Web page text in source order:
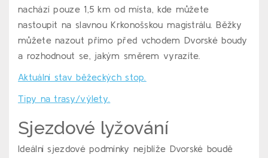
nachází pouze 1,5 km od místa, kde můžete
nastoupit na slavnou Krkonošskou magistrálu. Běžky
můžete nazout přímo před vchodem Dvorské boudy
a rozhodnout se, jakým směrem vyrazíte.
Aktuální stav běžeckých stop.
Tipy na trasy/výlety.
Sjezdové lyžování
Ideální sjezdové podmínky nejblíže Dvorské boudě